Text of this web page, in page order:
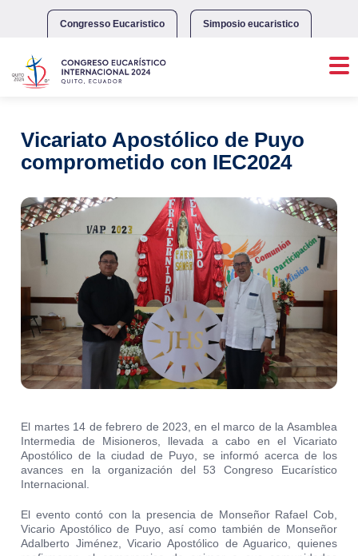
Congresso Eucaristico Simposio eucaristico
Vicariato Apostólico de Puyo
comprometido con IEC2024
El martes 14 de febrero de 2023, en el marco de la Asamblea
Intermedia de Misioneros, llevada a cabo en el Vicariato
Apostólico de la ciudad de Puyo, se informó acerca de los
avances en la organización del 53 Congreso Eucarístico
Internacional.
El evento contó con la presencia de Monseñor Rafael Cob,
Vicario Apostólico de Puyo, así como también de Monseñor
Adalberto Jiménez, Vicario Apostólico de Aguarico, quienes